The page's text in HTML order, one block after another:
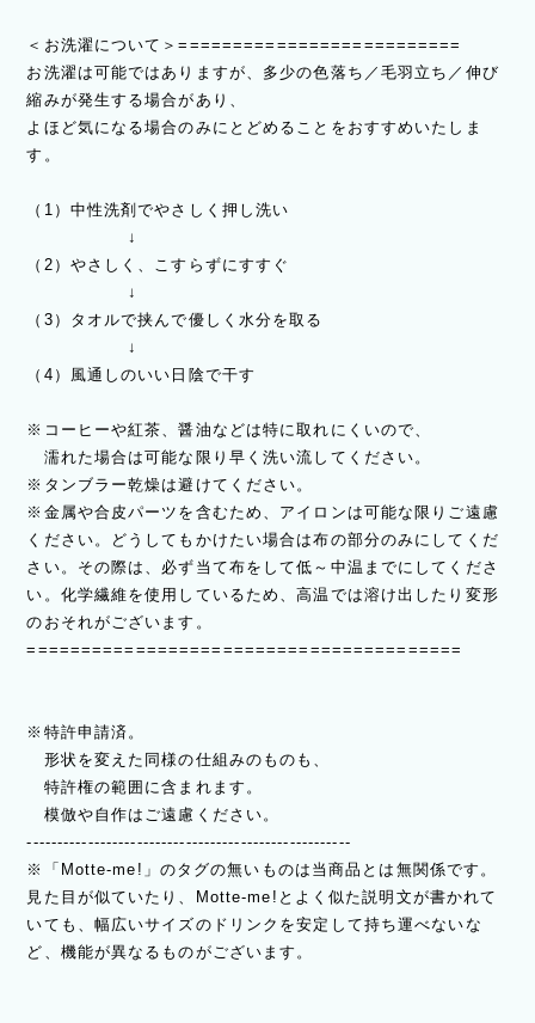
＜お洗濯について＞==========================
お洗濯は可能ではありますが、多少の色落ち／毛羽立ち／伸び
縮みが発生する場合があり、
よほど気になる場合のみにとどめることをおすすめいたしま
す。
（1）中性洗剤でやさしく押し洗い
↓
（2）やさしく、こすらずにすすぐ
↓
（3）タオルで挟んで優しく水分を取る
↓
（4）風通しのいい日陰で干す
※コーヒーや紅茶、醤油などは特に取れにくいので、
濡れた場合は可能な限り早く洗い流してください。
※タンブラー乾燥は避けてください。
※金属や合皮パーツを含むため、アイロンは可能な限りご遠慮
ください。どうしてもかけたい場合は布の部分のみにしてくだ
さい。その際は、必ず当て布をして低～中温までにしてくださ
い。化学繊維を使用しているため、高温では溶け出したり変形
のおそれがございます。
========================================
※特許申請済。
形状を変えた同様の仕組みのものも、
特許権の範囲に含まれます。
模倣や自作はご遠慮ください。
-----------------------------------------------------
※「Motte-me!」のタグの無いものは当商品とは無関係です。
見た目が似ていたり、Motte-me!とよく似た説明文が書かれて
いても、幅広いサイズのドリンクを安定して持ち運べないな
ど、機能が異なるものがございます。